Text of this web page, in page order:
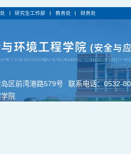
研究生工作部 教务处 财务处
区前湾港路579号
联系电话：0532-
院